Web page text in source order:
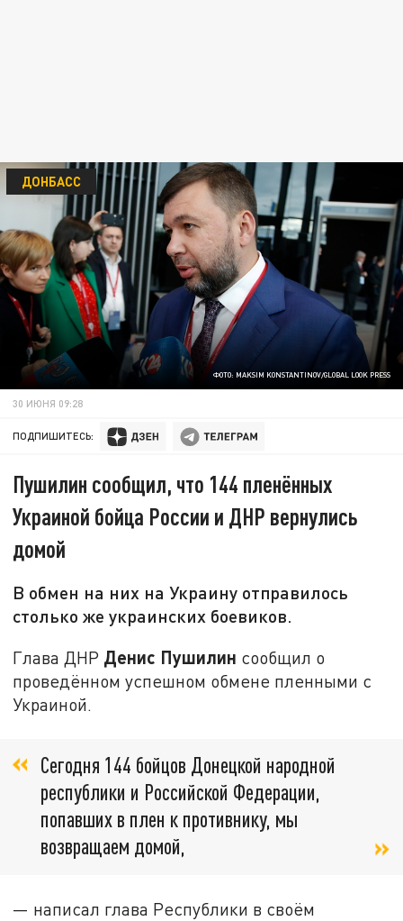
ФОТО: MAKSIM KONSTANTINOV/GLOBAL LOOK PRESS
ДОНБАСС
30 ИЮНЯ 09:28
ПОДПИШИТЕСЬ:
Пушилин сообщил, что 144 пленённых
Украиной бойца России и ДНР вернулись
домой
В обмен на них на Украину отправилось
столько же украинских боевиков.
Глава ДНР Денис Пушилин сообщил о
проведённом успешном обмене пленными с
Украиной.
Сегодня 144 бойцов Донецкой народной
республики и Российской Федерации,
попавших в плен к противнику, мы
возвращаем домой,
— написал глава Республики в своём